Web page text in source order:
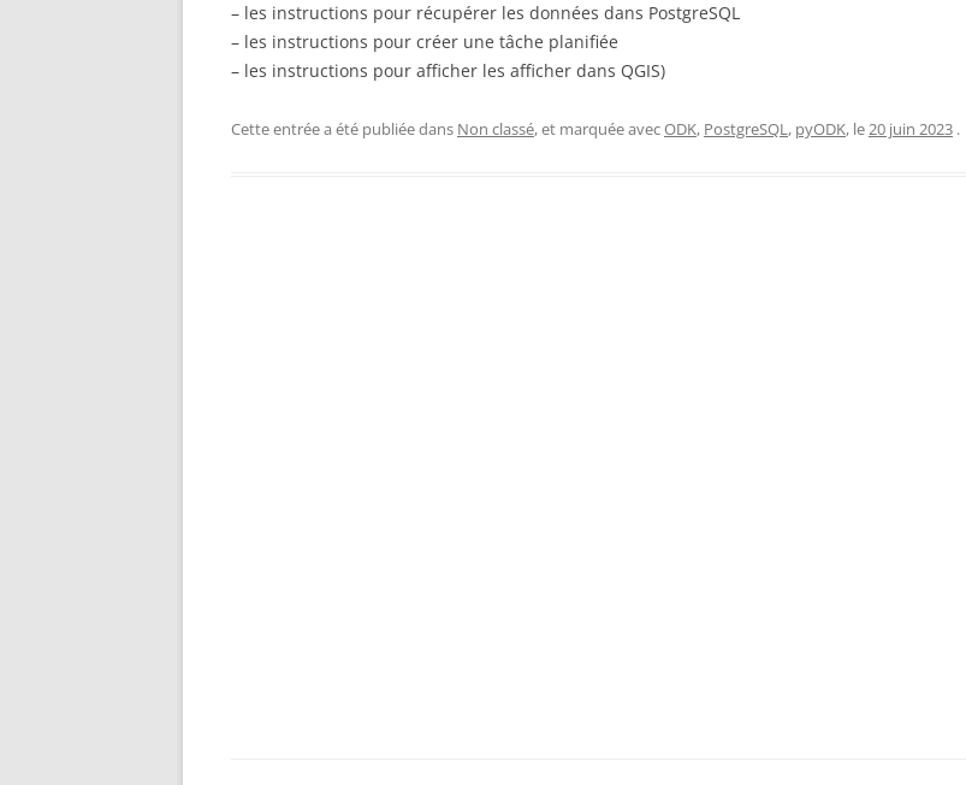
– les instructions pour récupérer les données dans PostgreSQL
– les instructions pour créer une tâche planifiée
– les instructions pour afficher les afficher dans QGIS)
Cette entrée a été publiée dans Non classé, et marquée avecODK, PostgreSQL, pyODK, le20 juin 2023 .